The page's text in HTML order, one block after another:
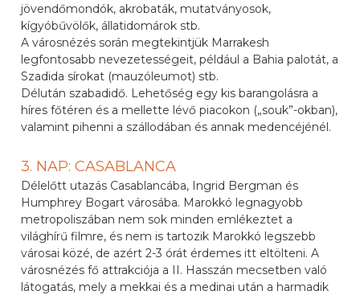
jövendőmondók, akrobaták, mutatványosok,
kígyóbűvölők, állatidomárok stb.
A városnézés során megtekintjük Marrakesh
legfontosabb nevezetességeit, például a Bahia palotát, a
Szadida sírokat (mauzóleumot) stb.
Délután szabadidő. Lehetőség egy kis barangolásra a
híres főtéren és a mellette lévő piacokon („souk”-okban),
valamint pihenni a szállodában és annak medencéjénél.
3. NAP: CASABLANCA
Délelőtt utazás Casablancába, Ingrid Bergman és
Humphrey Bogart városába. Marokkó legnagyobb
metropoliszában nem sok minden emlékeztet a
világhírű filmre, és nem is tartozik Marokkó legszebb
városai közé, de azért 2-3 órát érdemes itt eltölteni. A
városnézés fő attrakciója a II. Hasszán mecsetben való
látogatás, mely a mekkai és a medinai után a harmadik